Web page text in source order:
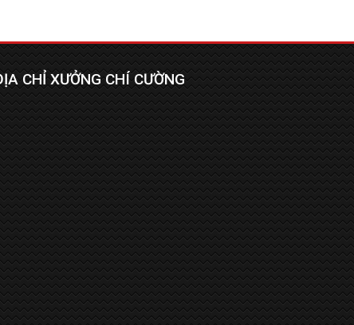
CHỈ XƯỞNG CHÍ CƯỜNG